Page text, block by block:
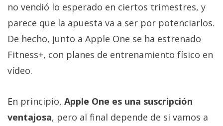
no vendió lo esperado en ciertos trimestres, y
parece que la apuesta va a ser por potenciarlos.
De hecho, junto a Apple One se ha estrenado
Fitness+, con planes de entrenamiento físico en
vídeo.
En principio, Apple One es una suscripción
ventajosa, pero al final depende de si vamos a